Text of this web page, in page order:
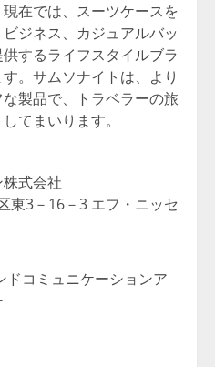
在では、スーツケースを
ジネス、カジュアルバッ
するライフスタイルブラ
。サムソナイトは、より
製品で、トラベラーの旅
てまいります。
式会社
東3－16－3 エフ・ニッセ
ドコミュニケーションア